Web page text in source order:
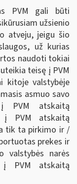
PVM gali būti
užsienio
atveju, jeigu šio
už kurias
naudoti tokiai
teisę į PVM
kitoje valstybėje
asmuo savo
PVM atskaitą
į PVM atskaitą
tik ta pirkimo ir /
prekes ir
narės
į PVM atskaitą